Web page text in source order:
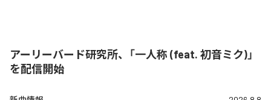
アーリーバード研究所、「一人称 (feat. 初音ミク)」
を配信開始